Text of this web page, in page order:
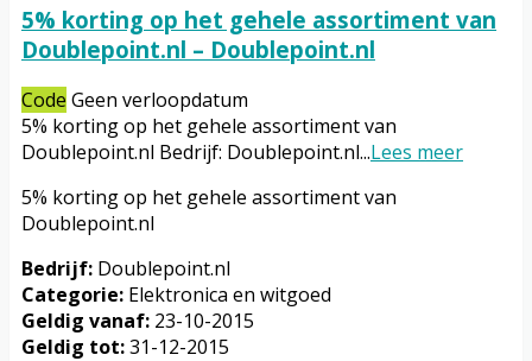
5% korting op het gehele assortiment van
Doublepoint.nl – Doublepoint.nl
Code Geen verloopdatum
5% korting op het gehele assortiment van
Doublepoint.nl Bedrijf: Doublepoint.nl...Lees meer
5% korting op het gehele assortiment van
Doublepoint.nl
Bedrijf: Doublepoint.nl
Categorie: Elektronica en witgoed
Geldig vanaf: 23-10-2015
Geldig tot:31-12-2015